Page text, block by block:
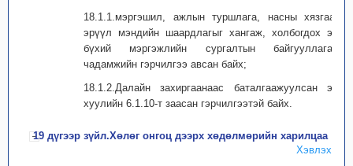
18.1.1.мэргэшил, ажлын туршлага, насны хязгаар,
эрүүл мэндийн шаардлагыг хангаж, холбогдох эрх
бүхий мэргэжлийн сургалтын байгууллагаас
чадамжийн гэрчилгээ авсан байх;
18.1.2.Далайн захиргаанаас баталгаажуулсан энэ
хуулийн 6.1.10-т заасан гэрчилгээтэй байх.
19 дүгээр зүйл.Хөлөг онгоц дээрх хөдөлмөрийн харилцаа
Хэвлэх